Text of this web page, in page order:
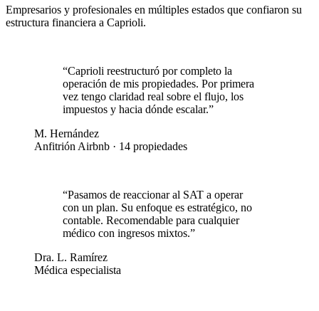
Empresarios y profesionales en múltiples estados que confiaron su
estructura financiera a Caprioli.
“Caprioli reestructuró por completo la
operación de mis propiedades. Por primera
vez tengo claridad real sobre el flujo, los
impuestos y hacia dónde escalar.”
M. Hernández
Anfitrión Airbnb · 14 propiedades
“Pasamos de reaccionar al SAT a operar
con un plan. Su enfoque es estratégico, no
contable. Recomendable para cualquier
médico con ingresos mixtos.”
Dra. L. Ramírez
Médica especialista